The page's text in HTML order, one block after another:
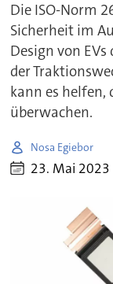
Die ISO-Norm
Sicherheit im
Design von
der
kann es helfen,
überwachen.
Nosa Egiebor
23. Mai 2023